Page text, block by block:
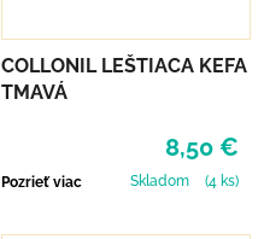
COLLONIL LEŠTIACA KEFA
TMAVÁ
8,50 €
Pozrieť viac Skladom (4 ks)